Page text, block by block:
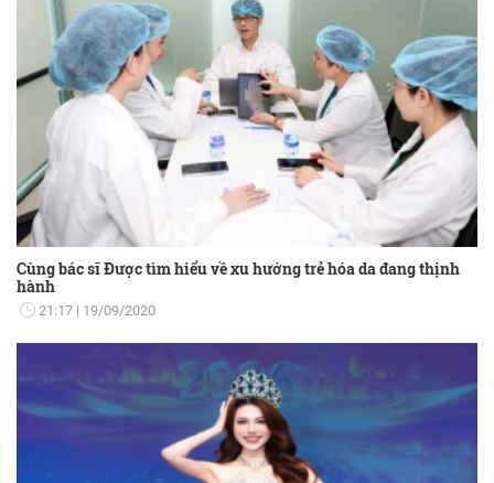
Cùng bác sĩ Được tìm hiểu về xu hướng trẻ hóa da đang thịnh
hành
21:17 19/09/2020